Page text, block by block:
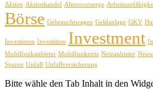
Aktien Aktienhandel Altersvorsorge
Börse Gebrauchtwagen Geldanlage GKV
Investieren Investition Investment
Mobilfunkanbieter Mubilfunknetz Netzanbieter
Sparen Unfall Unfallversicherung
Bitte wähle den Tab Inhalt in den